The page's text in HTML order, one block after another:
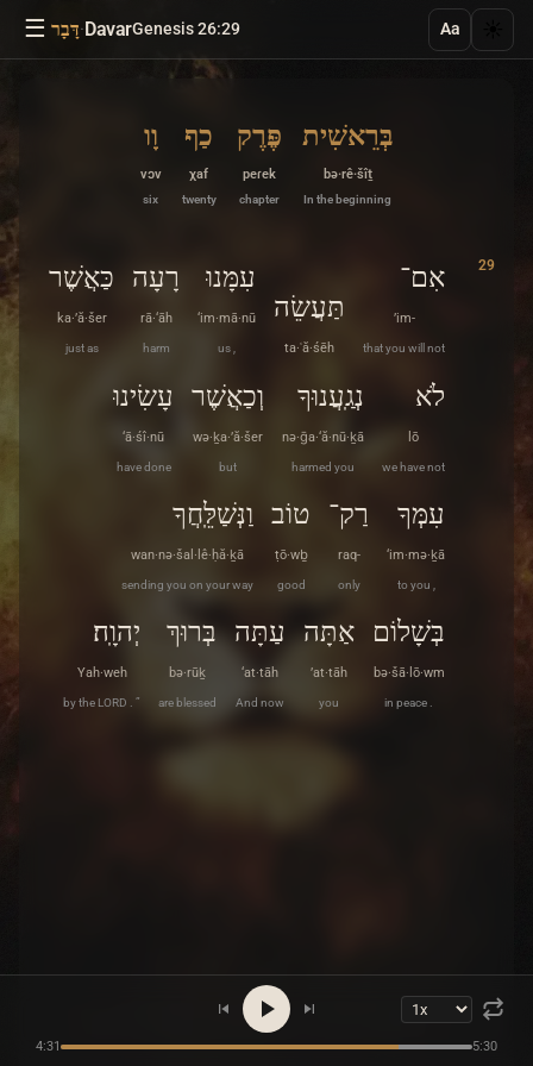
☰ דָּבָר·DavarGenesis 26:29 Aa
בְּרֵאשִׁית
bə·rê·šîṯ
In the beginning
פֶּרֶק
peɾek
chapter
כַף
χaf
twenty
וָו
vɔv
six
29 אִם־
’im-
that you will not
תַּעֲשֵׂה
ta·ʿă·śēh
עִמָּנוּ
‘im·mā·nū
us ,
רָעָה
rā·‘āh
harm
כַּאֲשֶׁר
ka·’ă·šer
just as
לֹא
lō
we have not
נְגַֽעֲנוּךָ
nə·ḡa·‘ă·nū·ḵā
harmed you
וְכַאֲשֶׁר
wə·ḵa·’ă·šer
but
עָשִׂינוּ
‘ā·śî·nū
have done
עִמְּךָ
‘im·mə·ḵā
to you ,
רַק־
raq-
only
טוֹב
ṭō·wḇ
good
וַנְּשַׁלֵּֽחֲךָ
wan·nə·šal·lê·ḥă·ḵā
sending you on your way
בְּשָׁלוֹם
bə·šā·lō·wm
in peace .
אַתָּה
’at·tāh
you
עַתָּה
‘at·tāh
And now
בְּרוּךְ
bə·rūḵ
are blessed
יְהוָֽה׃
Yah·weh
by the LORD . ”
4:31 5:30